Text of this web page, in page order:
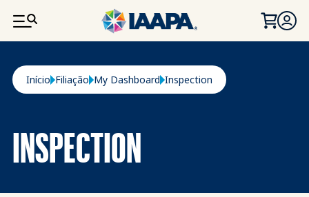
PASSAR PARA O CONTEÚDO PRINCIPAL
Navegação estrutural
Início Filiação My Dashboard Inspection
INSPECTION